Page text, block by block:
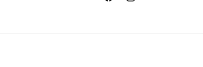
FacebookInstagram